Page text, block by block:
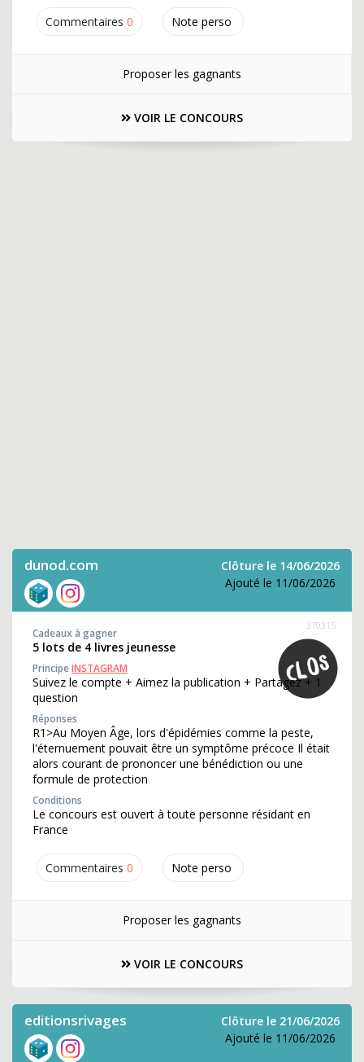
Commentaires 0 Note perso
Proposer les gagnants
VOIR LE CONCOURS
dunod.com
Clôture le 14/06/2026
Ajouté le 11/06/2026
Commentaires 0 Note perso
370315
Cadeaux à gagner
5 lots de 4 livres jeunesse
PrincipeINSTAGRAM
Suivez le compte + Aimez la publication + Partagez + 1
question
Réponses
R1>Au Moyen Âge, lors d'épidémies comme la peste,
l'éternuement pouvait être un symptôme précoce Il était
alors courant de prononcer une bénédiction ou une
formule de protection
Conditions
Le concours est ouvert à toute personne résidant en
France
Proposer les gagnants
VOIR LE CONCOURS
editionsrivages
Clôture le 21/06/2026
Ajouté le 11/06/2026